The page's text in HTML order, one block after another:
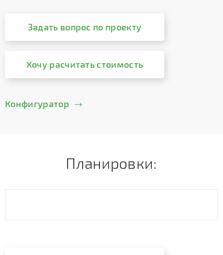
Задать вопрос по проекту
Хочу расчитать стоимость
Конфигуратор
Планировки: